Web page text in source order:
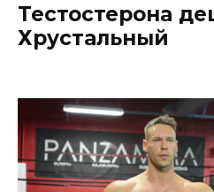
Тестостерона
Хрустальный